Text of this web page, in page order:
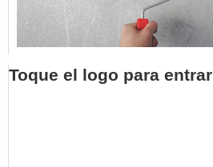
Toque el logo para entrar